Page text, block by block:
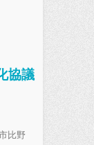
協議
比野